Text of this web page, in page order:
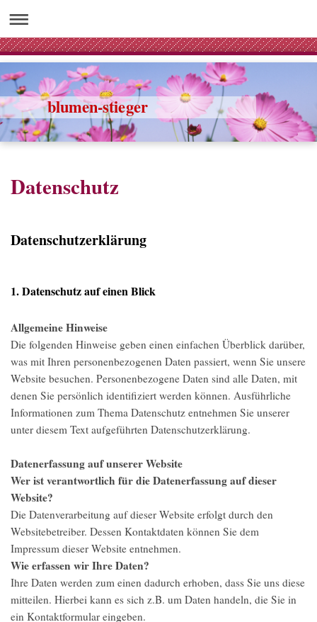
blumen-stieger
Datenschutz
Datenschutzerklärung
1. Datenschutz auf einen Blick
Allgemeine Hinweise
Die folgenden Hinweise geben einen einfachen Überblick darüber,
was mit Ihren personenbezogenen Daten passiert, wenn Sie unsere
Website besuchen. Personenbezogene Daten sind alle Daten, mit
denen Sie persönlich identifiziert werden können. Ausführliche
Informationen zum Thema Datenschutz entnehmen Sie unserer
unter diesem Text aufgeführten Datenschutzerklärung.
Datenerfassung auf unserer Website
Wer ist verantwortlich für die Datenerfassung auf dieser
Website?
Die Datenverarbeitung auf dieser Website erfolgt durch den
Websitebetreiber. Dessen Kontaktdaten können Sie dem
Impressum dieser Website entnehmen.
Wie erfassen wir Ihre Daten?
Ihre Daten werden zum einen dadurch erhoben, dass Sie uns diese
mitteilen. Hierbei kann es sich z.B. um Daten handeln, die Sie in
ein Kontaktformular eingeben.